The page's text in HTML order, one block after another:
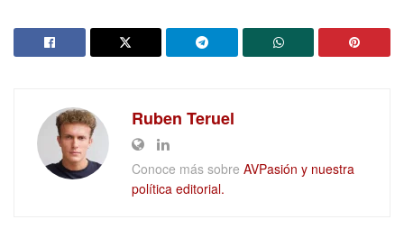
Ruben Teruel
Conoce más sobre AVPasión y nuestra
política editorial.